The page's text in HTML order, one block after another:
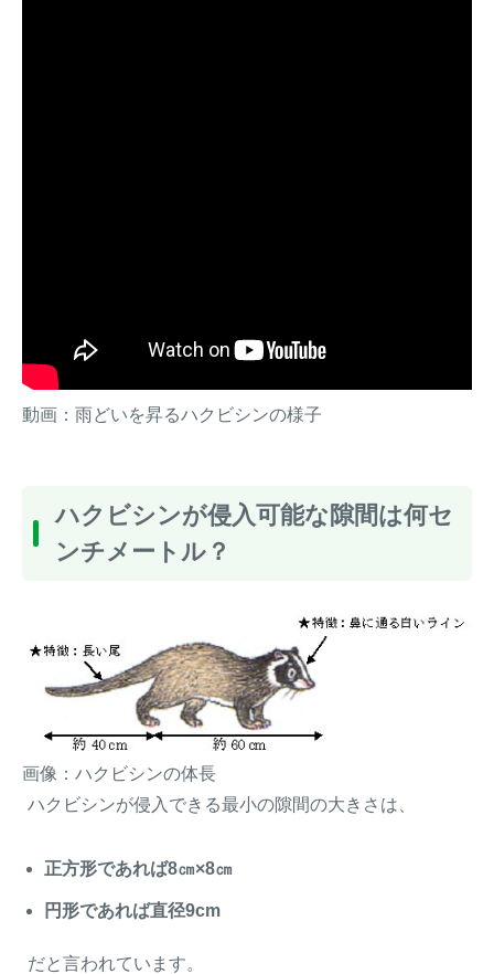
動画：雨どいを昇るハクビシンの様子
ハクビシンが侵入可能な隙間は何セ
ンチメートル？
画像：ハクビシンの体長
ハクビシンが侵入できる最小の隙間の大きさは、
正方形であれば8㎝×8㎝
円形であれば直径9cm
だと言われています。